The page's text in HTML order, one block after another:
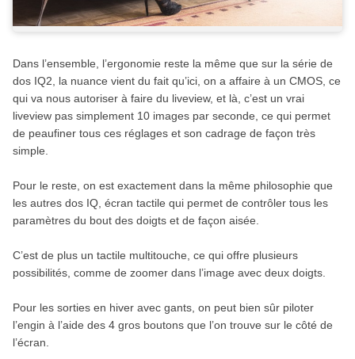
Dans l’ensemble, l’ergonomie reste la même que sur la série de
dos IQ2, la nuance vient du fait qu’ici, on a affaire à un CMOS, ce
qui va nous autoriser à faire du liveview, et là, c’est un vrai
liveview pas simplement 10 images par seconde, ce qui permet
de peaufiner tous ces réglages et son cadrage de façon très
simple.
Pour le reste, on est exactement dans la même philosophie que
les autres dos IQ, écran tactile qui permet de contrôler tous les
paramètres du bout des doigts et de façon aisée.
C’est de plus un tactile multitouche, ce qui offre plusieurs
possibilités, comme de zoomer dans l’image avec deux doigts.
Pour les sorties en hiver avec gants, on peut bien sûr piloter
l’engin à l’aide des 4 gros boutons que l’on trouve sur le côté de
l’écran.